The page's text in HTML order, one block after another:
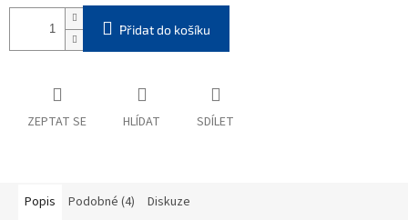
Přidat do košíku
ZEPTAT SE HLÍDAT SDÍLET
Popis Podobné (4) Diskuze